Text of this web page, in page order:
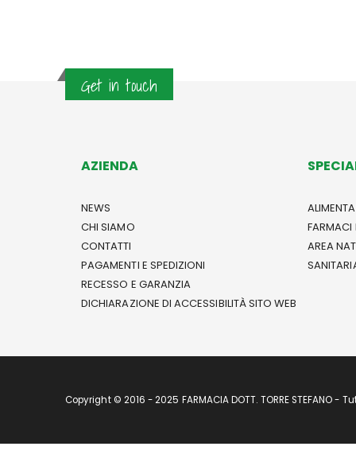
Get in touch
AZIENDA
NEWS
CHI SIAMO
CONTATTI
PAGAMENTI E SPEDIZIONI
RECESSO E GARANZIA
DICHIARAZIONE DI ACCESSIBILITÀ SITO WEB
FARMACI
AREA
Copyright © 2016 - 2025 FARMACIA DOTT. TORRE STEFANO